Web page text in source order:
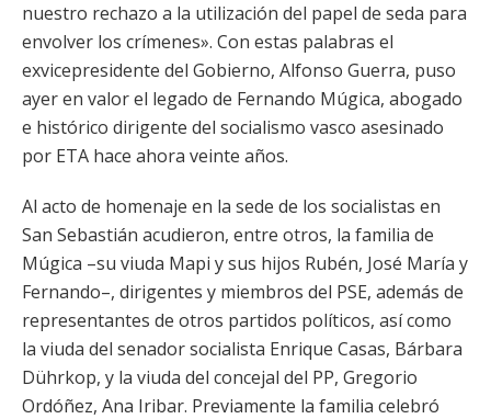
nuestro rechazo a la utilización del papel de seda para
envolver los crímenes». Con estas palabras el
exvicepresidente del Gobierno, Alfonso Guerra, puso
ayer en valor el legado de Fernando Múgica, abogado
e histórico dirigente del socialismo vasco asesinado
por ETA hace ahora veinte años.
Al acto de homenaje en la sede de los socialistas en
San Sebastián acudieron, entre otros, la familia de
Múgica –su viuda Mapi y sus hijos Rubén, José María y
Fernando–, dirigentes y miembros del PSE, además de
representantes de otros partidos políticos, así como
la viuda del senador socialista Enrique Casas, Bárbara
Dührkop, y la viuda del concejal del PP, Gregorio
Ordóñez, Ana Iribar. Previamente la familia celebró